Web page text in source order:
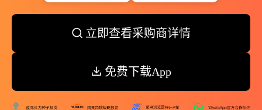
立即查看采购商详情
免费下载App